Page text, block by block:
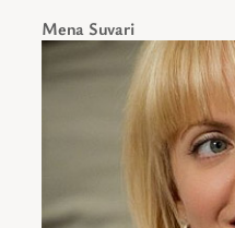
Mena Suvari